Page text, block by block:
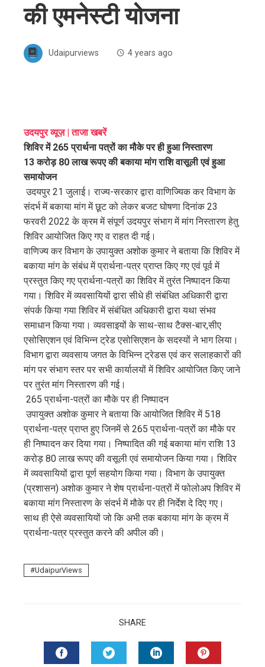
की एमनेस्टी योजना
Udaipurviews 4 years ago
उदयपुर व्यूज़ | ताजा खबरें
शिविर में 265 प्रार्थना पत्रों का मौके पर ही हुआ निस्तारण
13 करोड़ 80 लाख रूपए की बकाया मांग राशि वासूली एवं हुआ
समायोजन
उदयपुर 21 जुलाई। राज्य-सरकार द्वारा वाणिज्यिक कर विभाग के
संदर्भ में बकाया मांग में छूट को लेकर बजट घोषणा दिनांक 23
फरवरी 2022 के क्रम में संपूर्ण उदयपुर संभाग में मांग निस्तारण हेतु
शिविर आयोजित किए गए व राहत दी गई।
वाणिज्य कर विभाग के उपायुक्त अशोक कुमार ने बताया कि शिविर में
बकाया मांग के संबंध में प्रार्थना-पत्र प्राप्त किए गए एवं पूर्व में
प्रस्तुत किए गए प्रार्थना-पत्रों का शिविर में तुरंत निष्पादन किया
गया। शिविर में व्यवसायियों द्वारा सीधे ही संबंधित अधिकारी द्वारा
संपर्क किया गया शिविर में संबंधित अधिकारी द्वारा यथा संभव
समाधान किया गया। व्यवसाइयों के साथ-साथ टैक्स-बार,सीए
एसोसिएशन एवं विभिन्न ट्रेड एसोसिएशन के सदस्यों ने भाग लिया।
विभाग द्वारा व्यवसाय जगत के विभिन्न ट्रेडस एवं कर सलाहकारों की
मांग पर संभाग स्तर पर सभी कार्यालयों में शिविर आयोजित किए जाने
पर तुरंत मांग निस्तारण की गई।
265 प्रार्थना-पत्रों का मौके पर ही निष्पादन
उपायुक्त अशोक कुमार ने बताया कि आयोजित शिविर में 518
प्रार्थना-पत्र प्राप्त हुए जिनमें से 265 प्रार्थना-पत्रों का मौके पर
ही निष्पादन कर दिया गया। निष्पादित की गई बकाया मांग राशि 13
करोड़ 80 लाख रूपए की वसूली एवं समायोजन किया गया। शिविर
में व्यवसायियों द्वारा पूर्ण सहयोग किया गया। विभाग के उपायुक्त
(प्रशासन) अशोक कुमार ने शेष प्रार्थना-पत्रों में फोलोअप शिविर में
बकाया मांग निस्तारण के संदर्भ में मौके पर ही निर्देश दे दिए गए।
साथ ही ऐसे व्यवसायियों जो कि अभी तक बकाया मांग के क्रम में
प्रार्थना-पत्र प्रस्तुत करने की अपील की।
UdaipurViews
SHARE